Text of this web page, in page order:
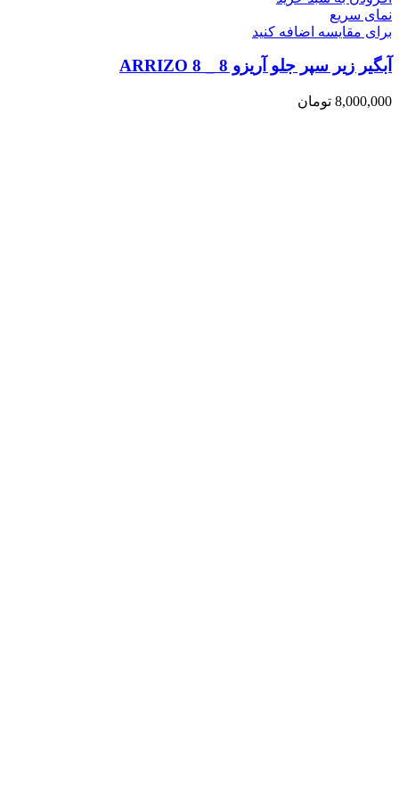
نمای سریع
برای مقایسه اضافه کنید
آبگیر زیر سپر جلو آریزو 8 _ ARRIZO 8
8,000,000 تومان